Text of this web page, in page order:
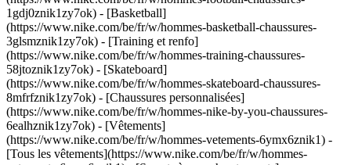
1gdj0znik1zy7ok) - [Basketball]
(https://www.nike.com/be/fr/w/hommes-basketball-chaussures-
3glsmznik1zy7ok) - [Training et renfo]
(https://www.nike.com/be/fr/w/hommes-training-chaussures-
58jtoznik1zy7ok) - [Skateboard]
(https://www.nike.com/be/fr/w/hommes-skateboard-chaussures-
8mfrfznik1zy7ok) - [Chaussures personnalisées]
(https://www.nike.com/be/fr/w/hommes-nike-by-you-chaussures-
6ealhznik1zy7ok) - [Vêtements]
(https://www.nike.com/be/fr/w/hommes-vetements-6ymx6znik1) -
[Tous les vêtements](https://www.nike.com/be/fr/w/hommes-